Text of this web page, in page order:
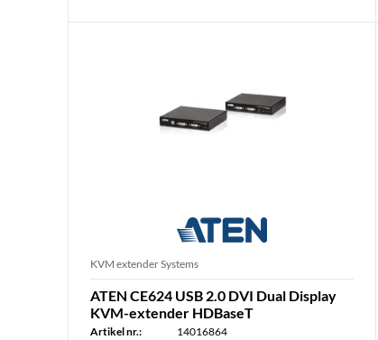
KVM extender Systems
ATEN CE624 USB 2.0 DVI Dual Display
KVM-extender HDBaseT
Artikel nr.:
14016864